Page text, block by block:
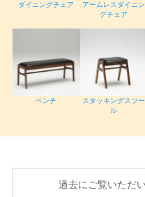
ダイニングチェア
アームレスダイニン
グチェア
ベンチ
スタッキングスツー
ル
過去にご覧いただ